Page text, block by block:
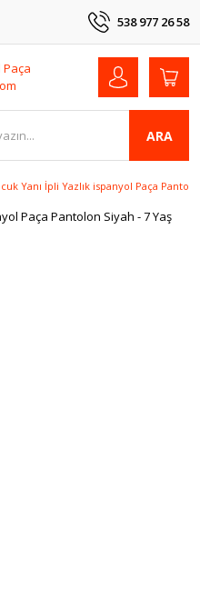
538 977 26 58
ARA
Yanı İpli Yazlık ispanyol Paça